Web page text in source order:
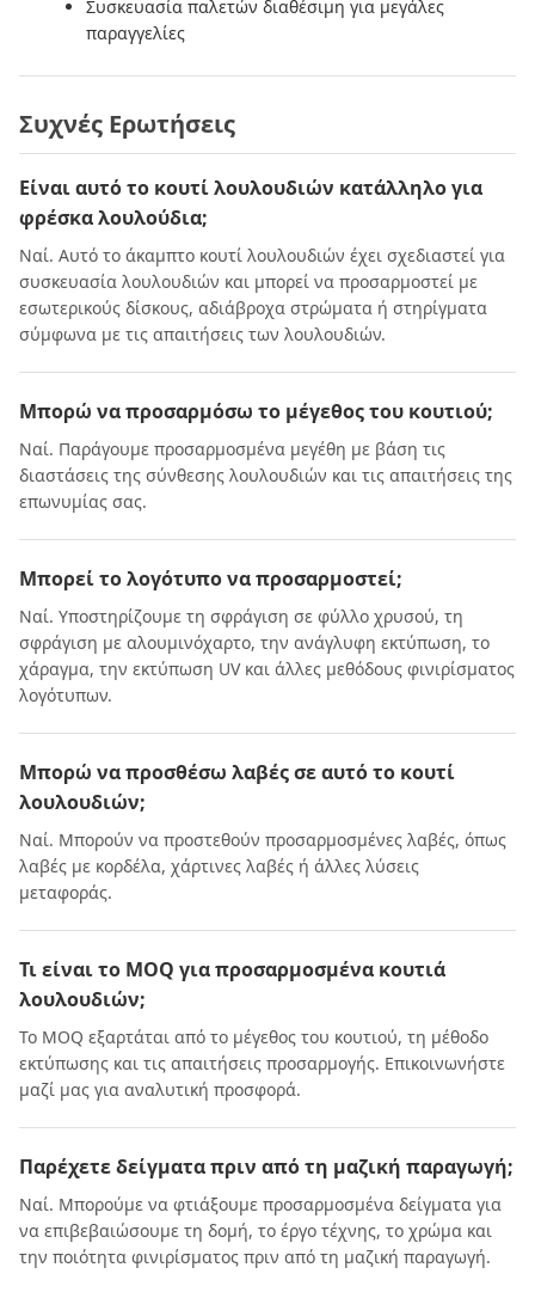
Συσκευασία παλετών διαθέσιμη για μεγάλες
παραγγελίες
Συχνές Ερωτήσεις
Είναι αυτό το κουτί λουλουδιών κατάλληλο για
φρέσκα λουλούδια;
Ναί. Αυτό το άκαμπτο κουτί λουλουδιών έχει σχεδιαστεί για
συσκευασία λουλουδιών και μπορεί να προσαρμοστεί με
εσωτερικούς δίσκους, αδιάβροχα στρώματα ή στηρίγματα
σύμφωνα με τις απαιτήσεις των λουλουδιών.
Μπορώ να προσαρμόσω το μέγεθος του κουτιού;
Ναί. Παράγουμε προσαρμοσμένα μεγέθη με βάση τις
διαστάσεις της σύνθεσης λουλουδιών και τις απαιτήσεις της
επωνυμίας σας.
Μπορεί το λογότυπο να προσαρμοστεί;
Ναί. Υποστηρίζουμε τη σφράγιση σε φύλλο χρυσού, τη
σφράγιση με αλουμινόχαρτο, την ανάγλυφη εκτύπωση, το
χάραγμα, την εκτύπωση UV και άλλες μεθόδους φινιρίσματος
λογότυπων.
Μπορώ να προσθέσω λαβές σε αυτό το κουτί
λουλουδιών;
Ναί. Μπορούν να προστεθούν προσαρμοσμένες λαβές, όπως
λαβές με κορδέλα, χάρτινες λαβές ή άλλες λύσεις
μεταφοράς.
Τι είναι το MOQ για προσαρμοσμένα κουτιά
λουλουδιών;
Το MOQ εξαρτάται από το μέγεθος του κουτιού, τη μέθοδο
εκτύπωσης και τις απαιτήσεις προσαρμογής. Επικοινωνήστε
μαζί μας για αναλυτική προσφορά.
Παρέχετε δείγματα πριν από τη μαζική παραγωγή;
Ναί. Μπορούμε να φτιάξουμε προσαρμοσμένα δείγματα για
να επιβεβαιώσουμε τη δομή, το έργο τέχνης, το χρώμα και
την ποιότητα φινιρίσματος πριν από τη μαζική παραγωγή.